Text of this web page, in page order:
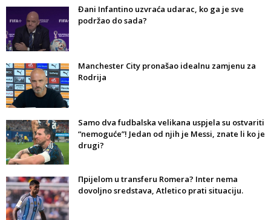
Đani Infantino uzvraća udarac, ko ga je sve
podržao do sada?
Manchester City pronašao idealnu zamjenu za
Rodrija
Samo dva fudbalska velikana uspjela su ostvariti
“nemoguće”! Jedan od njih je Messi, znate li ko je
drugi?
Прijelom u transferu Romera? Inter nema
dovoljno sredstava, Atletico prati situaciju.